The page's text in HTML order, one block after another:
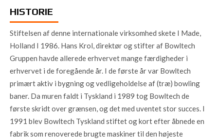
HISTORIE
Stiftelsen af denne internationale virksomhed skete I Made,
Holland I 1986. Hans Krol, direktør og stifter af Bowltech
Gruppen havde allerede erhvervet mange færdigheder i
erhvervet i de foregående år. I de første år var Bowltech
primært aktiv i bygning og vedligeholdelse af (træ) bowling
baner. Da muren faldt i Tyskland i 1989 tog Bowltech de
første skridt over grænsen, og det med uventet stor succes. I
1991 blev Bowltech Tyskland stiftet og kort efter åbnede en
fabrik som renoverede brugte maskiner til den højeste